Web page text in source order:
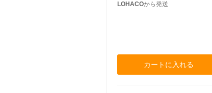
LOHACOから発送
カートに入れる